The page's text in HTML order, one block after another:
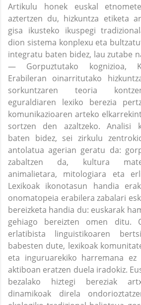
Artikulu honek euskal
aztertzen du, hizkuntza etiketa
gisa ikusteko ikuspegi
dion sistema konplexu eta
integratu baten bidez, lau zutabe
— Gorpuztutako kognizioa,
Erabileran oinarritutako
sorkuntzaren teoria
eguraldiaren lexiko berezia
komunikazioaren arteko
sortzen den azaltzeko. Analisi
baten bidez, sei zirkulu
antolatua agerian geratu da:
zabaltzen da, kultura
animalietara, mitologiara eta
Lexikoak ikonotasun handia
onomatopeia erabilera zabalari
bereizketa handia du: euskarak
gehiago bereizten omen ditu.
erlatibista linguistikoaren
babesten dute, lexikoak
eta inguruarekiko harremana ez
aktiboan eratzen duela iradokiz.
bezalako hiztegi bereziak
dinamikoak direla